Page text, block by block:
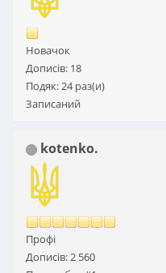
Новачок
Дописів: 18
Подяк: 24 раз(и)
Записаний
kotenko.
Профі
Дописів: 2 560